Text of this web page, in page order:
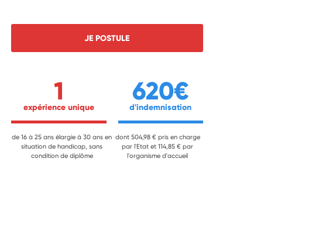
JE POSTULE
1
expérience unique
de 16 à 25 ans élargie à 30 ans en
situation de handicap, sans
condition de diplôme
620€
d'indemnisation
dont 504,98 € pris en charge
par l'Etat et 114,85 € par
l'organisme d'accueil